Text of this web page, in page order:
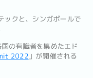
ックと、シンガポールで
の有識者を集めたエド
2022」が開催される